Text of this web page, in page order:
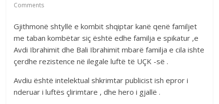
Comments
Gjithmonë shtyllë e kombit shqiptar kanë qenë familjet
me taban kombëtar siç është edhe familja e spikatur ,e
Avdi Ibrahimit dhe Bali Ibrahimit mbarë familja e cila ishte
çerdhe rezistence në ilegale luftë të UÇK -së .
Avdiu është intelektual shkrimtar publicist ish epror i
nderuar i luftës çlirimtare , dhe hero i gjallë .